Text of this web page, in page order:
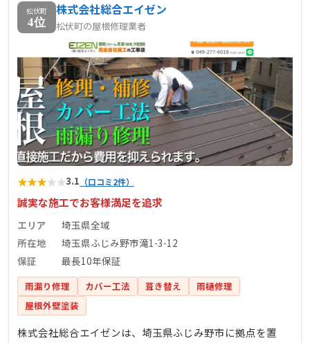
松伏町
4位
株式会社総合エイゼン
松伏町の屋根修理業者
★★★★★3.1 （口コミ2件）
誠実な施工でお客様満足を追求
エリア
埼玉県全域
所在地
埼玉県ふじみ野市滝1-3-12
保証
最長10年保証
雨漏り修理 カバー工法 葺き替え
雨樋修理
屋根外壁塗装
株式会社総合エイゼンは、埼玉県ふじみ野市に拠点を置